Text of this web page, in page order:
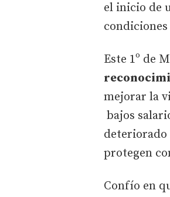
el inicio de
Este 1º de
mejorar la
bajos
deteriorado
protegen
Confío en